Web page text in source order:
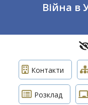
Війна в
Контакти
Розклад